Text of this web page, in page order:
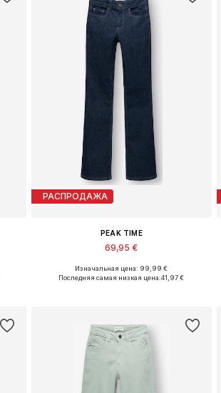
РАСПРОДАЖА
PEAK TIME
69,95 €
Доступно множество размеров
Изначальная цена: 99,99 €
Последняя самая низкая цена:41,97 €